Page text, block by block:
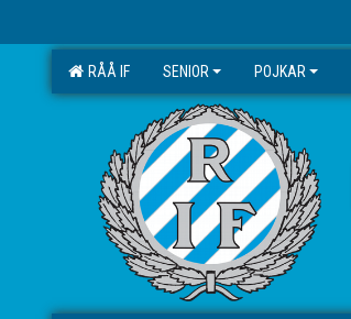
RÅÅ IF SENIOR POJKAR